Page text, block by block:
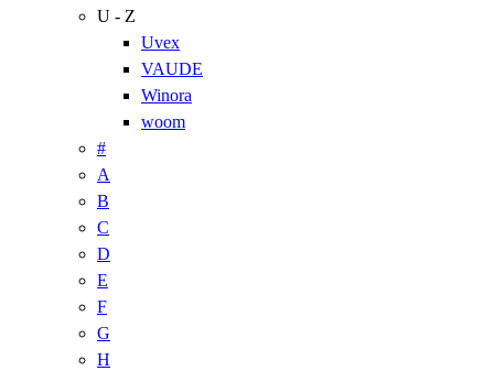
U - Z
Uvex
VAUDE
Winora
woom
#
A
B
C
D
E
F
G
H